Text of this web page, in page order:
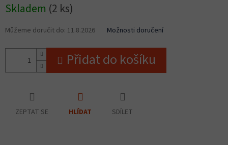
cena:
Skladem (2 ks)
Můžeme doručit do: 11.8.2026 Možnosti doručení
Přidat do košíku
ZEPTAT SE HLÍDAT SDÍLET